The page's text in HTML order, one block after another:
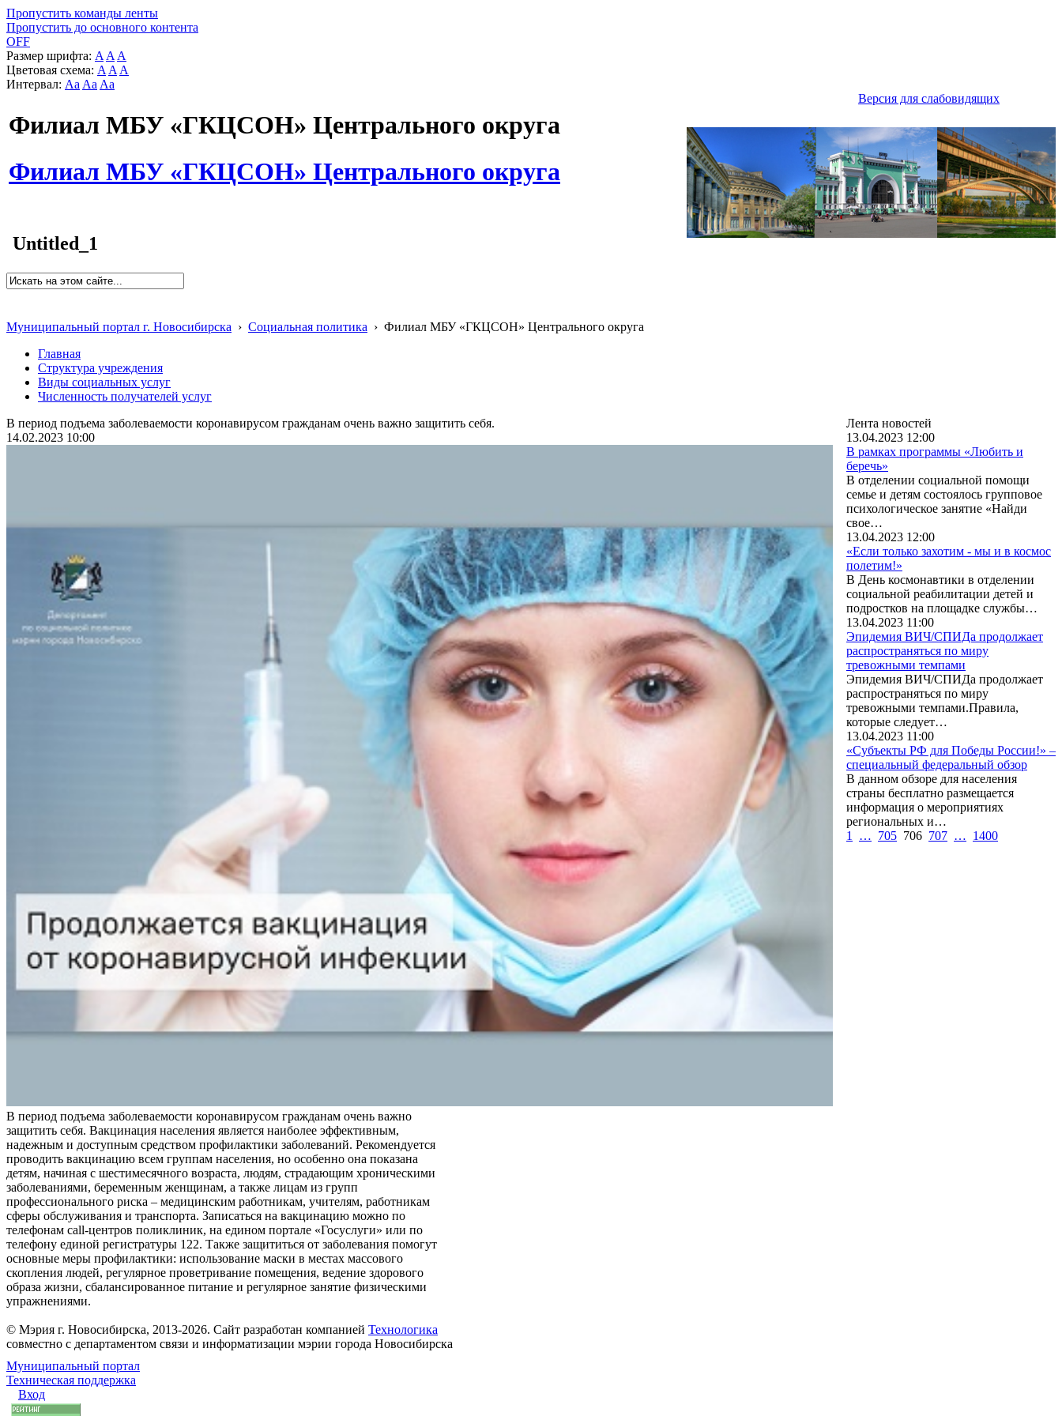
Пропустить команды ленты
Пропустить до основного контента
OFF
Размер шрифта: A A A
Цветовая схема: A A A
Интервал: Aa Aa Aa
Версия для слабовидящих
Филиал МБУ «ГКЦСОН» Центрального округа
Филиал МБУ «ГКЦСОН» Центрального округа
Untitled_1
Муниципальный портал г. Новосибирска › Социальная политика › Филиал МБУ «ГКЦСОН» Центрального округа
Главная
Структура учреждения
Виды социальных услуг
Численность получателей услуг
В период подъема заболеваемости коронавирусом гражданам очень важно защитить себя.
14.02.2023 10:00
В период подъема заболеваемости коронавирусом гражданам очень важно
защитить себя. Вакцинация населения является наиболее эффективным,
надежным и доступным средством профилактики заболеваний. Рекомендуется
проводить вакцинацию всем группам населения, но особенно она показана
детям, начиная с шестимесячного возраста, людям, страдающим хроническими
заболеваниями, беременным женщинам, а также лицам из групп
профессионального риска – медицинским работникам, учителям, работникам
сферы обслуживания и транспорта. Записаться на вакцинацию можно по
телефонам call-центров поликлиник, на едином портале «Госуслуги» или по
телефону единой регистратуры 122. Также защититься от заболевания помогут
основные меры профилактики: использование маски в местах массового
скопления людей, регулярное проветривание помещения, ведение здорового
образа жизни, сбалансированное питание и регулярное занятие физическими
упражнениями.
Лента новостей
13.04.2023 12:00
В рамках программы «Любить и
беречь»
В отделении социальной помощи
семье и детям состоялось групповое
психологическое занятие «Найди
свое…
13.04.2023 12:00
«Если только захотим - мы и в космос
полетим!»
В День космонавтики в отделении
социальной реабилитации детей и
подростков на площадке службы…
13.04.2023 11:00
Эпидемия ВИЧ/СПИДа продолжает
распространяться по миру
тревожными темпами
Эпидемия ВИЧ/СПИДа продолжает
распространяться по миру
тревожными темпами.Правила,
которые следует…
13.04.2023 11:00
«Субъекты РФ для Победы России!» –
специальный федеральный обзор
В данном обзоре для населения
страны бесплатно размещается
информация о мероприятиях
региональных и…
1
… 705 706 707 … 1400
© Мэрия г. Новосибирска, 2013-2026. Сайт разработан компанией Технологика
совместно с департаментом связи и информатизации мэрии города Новосибирска
Муниципальный портал
Техническая поддержка
Вход